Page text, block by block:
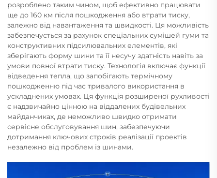
розроблено таким чином, щоб ефективно працювати
ще до 160 км після пошкодження або втрати тиску,
залежно від навантаження та швидкості. Ця можливість
забезпечується за рахунок спеціальних сумішей гуми та
конструктивних підсилювальних елементів, які
зберігають форму шини та її несучу здатність навіть за
умови повної втрати тиску. Технологія включає функції
відведення тепла, що запобігають термічному
пошкодженню під час тривалого використання в
ускладнених умовах. Ця функція розширеної рухливості
є надзвичайно цінною на віддалених будівельних
майданчиках, де неможливо швидко отримати
сервісне обслуговування шин, забезпечуючи
дотримання ключових строків реалізації проектів
незалежно від проблем із шинами.